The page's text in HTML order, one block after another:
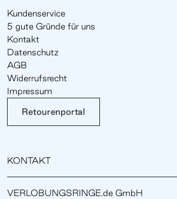
Kundenservice
5 gute Gründe für uns
Kontakt
Datenschutz
AGB
Widerrufsrecht
Impressum
Retourenportal
KONTAKT
VERLOBUNGSRINGE.de GmbH